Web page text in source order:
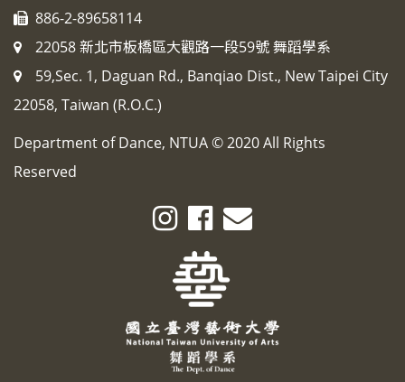
886-2-89658114
22058 新北市板橋區大觀路一段59號 舞蹈學系
59,Sec. 1, Daguan Rd., Banqiao Dist., New Taipei City
22058, Taiwan (R.O.C.)
Department of Dance, NTUA © 2020 All Rights
Reserved